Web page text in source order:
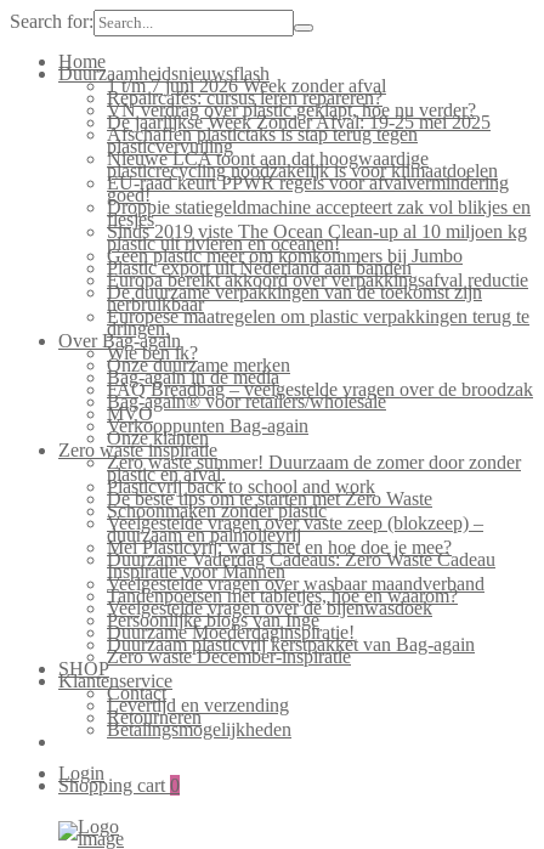
Search for:
Home
Duurzaamheidsnieuwsflash
1 t/m 7 juni 2026 Week zonder afval
Repaircafés: cursus leren repareren?
VN verdrag over plastic geklapt, hoe nu verder?
De jaarlijkse Week Zonder Afval: 19-25 mei 2025
Afschaffen plastictaks is stap terug tegen
plasticvervuiling
Nieuwe LCA toont aan dat hoogwaardige
plasticrecycling noodzakelijk is voor klimaatdoelen
EU-raad keurt PPWR regels voor afvalvermindering
goed!
Droppie statiegeldmachine accepteert zak vol blikjes en
flesjes
Sinds 2019 viste The Ocean Clean-up al 10 miljoen kg
plastic uit rivieren en oceanen!
Geen plastic meer om komkommers bij Jumbo
Plastic export uit Nederland aan banden
Europa bereikt akkoord over verpakkingsafval reductie
De duurzame verpakkingen van de toekomst zijn
herbruikbaar
Europese maatregelen om plastic verpakkingen terug te
dringen.
Over Bag-again
Wie ben ik?
Onze duurzame merken
Bag-again in de media
FAQ Breadbag – veelgestelde vragen over de broodzak
Bag-again® voor retailers/wholesale
MVO
Verkooppunten Bag-again
Onze klanten
Zero waste inspiratie
Zero waste summer! Duurzaam de zomer door zonder
plastic en afval.
Plasticvrij back to school and work
De beste tips om te starten met Zero Waste
Schoonmaken zonder plastic
Veelgestelde vragen over vaste zeep (blokzeep) –
duurzaam en palmolievrij
Mei Plasticvrij: wat is het en hoe doe je mee?
Duurzame Vaderdag Cadeaus: Zero Waste Cadeau
Inspiratie voor Mannen
Veelgestelde vragen over wasbaar maandverband
Tandenpoetsen met tabletjes, hoe en waarom?
Veelgestelde vragen over de bijenwasdoek
Persoonlijke blogs van Inge
Duurzame Moederdaginspiratie!
Duurzaam plasticvrij kerstpakket van Bag-again
Zero waste December-inspiratie
SHOP
Klantenservice
Contact
Levertijd en verzending
Retourneren
Betalingsmogelijkheden
Login
Shopping cart 0